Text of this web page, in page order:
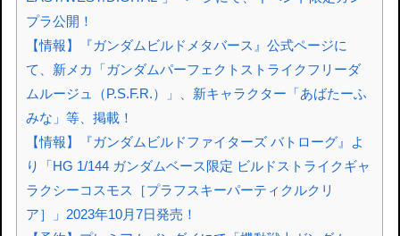
プラ公開！
【情報】『ガンダムビルドメタバース』公式ページに
て、新メカ「ガンダムパーフェクトストライクフリーダ
ムルージュ（P.S.F.R.）」、新キャラクター「あばたーふ
みな」等、掲載！
【情報】『ガンダムビルドファイターズ バトローグ』よ
り「HG 1/144 ガンダムベース限定 ビルドストライクギャ
ラクシーコスモス［プラフスキーパーティクルクリ
ア］」2023年10月7日発売！